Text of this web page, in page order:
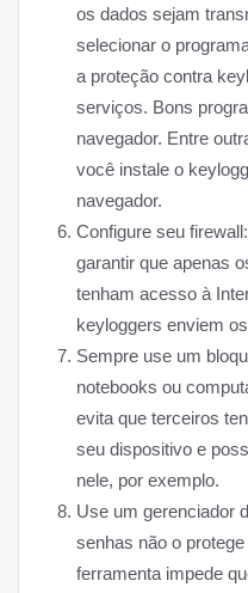
os dados sejam
selecionar o
a proteção contra
serviços. Bons
navegador. Entre
você instale o
navegador.
Configure seu
garantir que apenas
tenham acesso à
keyloggers enviem
Sempre use um
notebooks ou
evita que terceiros
seu dispositivo e
nele, por exemplo.
Use um gerenciador
senhas não o
ferramenta impede